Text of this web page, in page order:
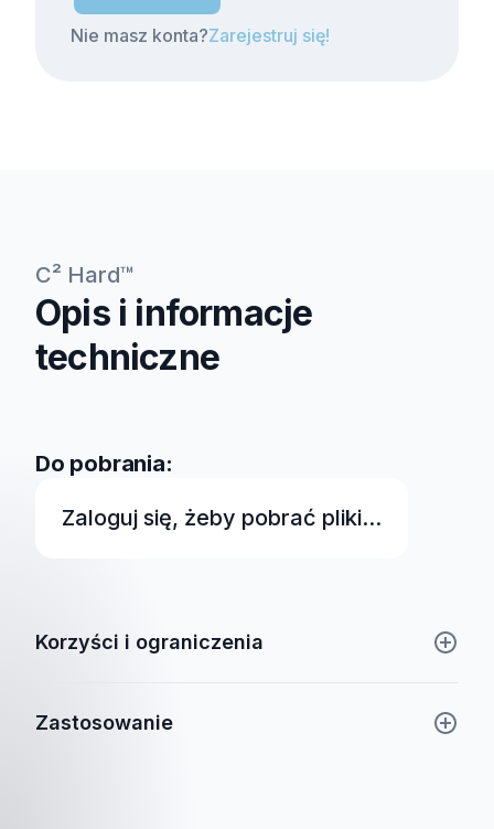
Nie masz konta?Zarejestruj się!
C² Hard™
Opis i informacje
techniczne
Do pobrania:
Zaloguj się, żeby pobrać pliki...
Korzyści i ograniczenia
Zastosowanie